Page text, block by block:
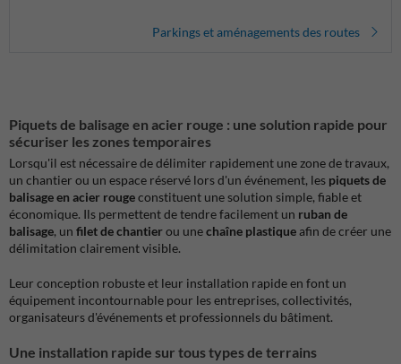
Parkings et aménagements des routes
Piquets de balisage en acier rouge : une solution rapide pour
sécuriser les zones temporaires
Lorsqu'il est nécessaire de délimiter rapidement une zone de travaux,
un chantier ou un espace réservé lors d'un événement, les piquets de
balisage en acier rougeconstituent une solution simple, fiable et
économique. Ils permettent de tendre facilement un ruban de
balisage, un filet de chantierou unechaîne plastiqueafin de créer une
délimitation clairement visible.
Leur conception robuste et leur installation rapide en font un
équipement incontournable pour les entreprises, collectivités,
organisateurs d'événements et professionnels du bâtiment.
Une installation rapide sur tous types de terrains